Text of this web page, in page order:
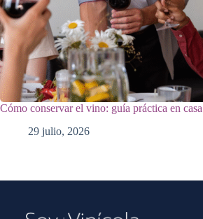
Cómo conservar el vino: guía práctica en casa
29 julio, 2026